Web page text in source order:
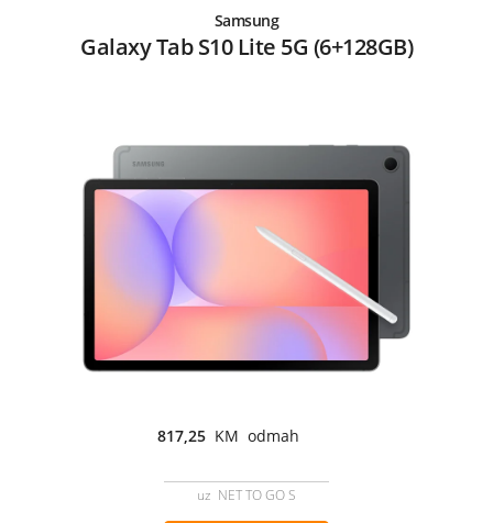
Samsung
Galaxy Tab S10 Lite 5G (6+128GB)
817,25 KM odmah
uz NET TO GO S